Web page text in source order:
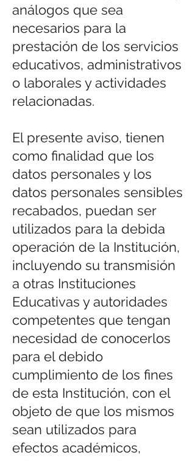
análogos que sea
necesarios para la
prestación de los servicios
educativos, administrativos
o laborales y actividades
relacionadas.
El presente aviso, tienen
como finalidad que los
datos personales y los
datos personales sensibles
recabados, puedan ser
utilizados para la debida
operación de la Institución,
incluyendo su transmisión
a otras Instituciones
Educativas y autoridades
competentes que tengan
necesidad de conocerlos
para el debido
cumplimiento de los fines
de esta Institución, con el
objeto de que los mismos
sean utilizados para
efectos académicos,